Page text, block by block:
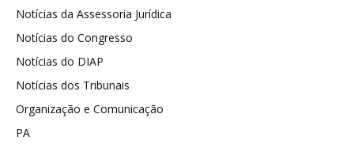
Notícias da Assessoria Jurídica
Notícias do Congresso
Notícias do DIAP
Notícias dos Tribunais
Organização e Comunicação
PA